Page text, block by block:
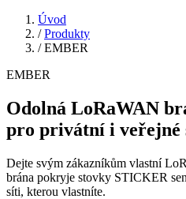
Úvod
/ Produkty
/ EMBER
EMBER
Odolná LoRaWAN
pro privátní i veřejné
Dejte svým zákazníkům vlastní
brána pokryje stovky STICKER
síti, kterou vlastníte.